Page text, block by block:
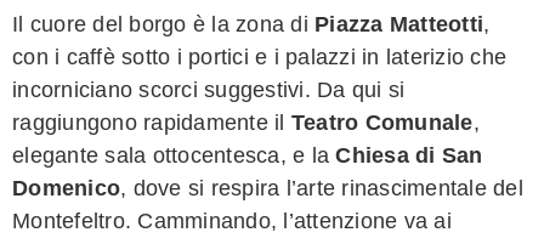
Il cuore del borgo è la zona di Piazza Matteotti,
con i caffè sotto i portici e i palazzi in laterizio che
incorniciano scorci suggestivi. Da qui si
raggiungono rapidamente il Teatro Comunale,
elegante sala ottocentesca, e laChiesa di San
Domenico, dove si respira l’arte rinascimentale del
Montefeltro. Camminando, l’attenzione va ai